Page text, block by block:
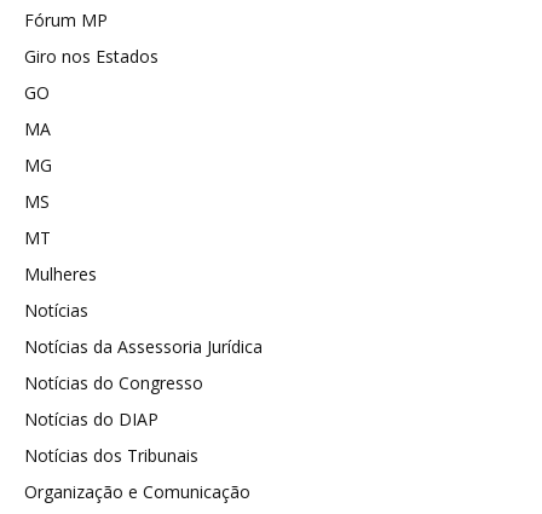
Fórum MP
Giro nos Estados
GO
MA
MG
MS
MT
Mulheres
Notícias
Notícias da Assessoria Jurídica
Notícias do Congresso
Notícias do DIAP
Notícias dos Tribunais
Organização e Comunicação